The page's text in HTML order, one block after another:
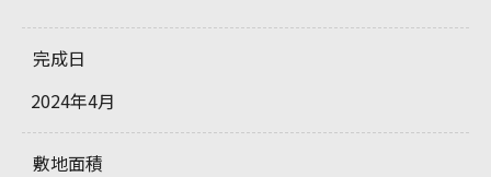
完成日
2024年4月
敷地面積